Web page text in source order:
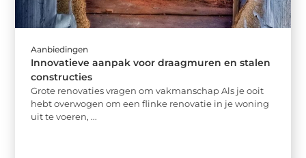
Aanbiedingen
Innovatieve aanpak voor draagmuren en stalen
constructies
Grote renovaties vragen om vakmanschap Als je ooit
hebt overwogen om een flinke renovatie in je woning
uit te voeren, ...